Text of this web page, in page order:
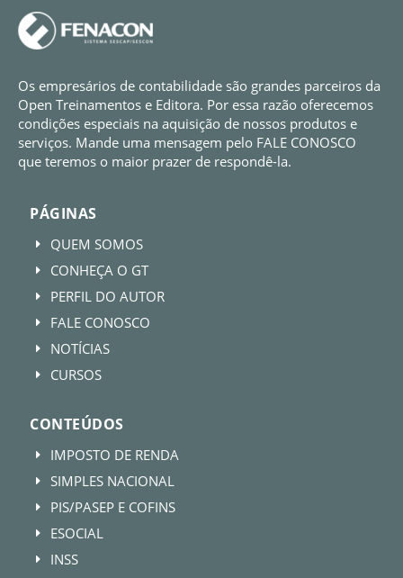
Os empresários de contabilidade são grandes parceiros da
Open Treinamentos e Editora. Por essa razão oferecemos
condições especiais na aquisição de nossos produtos e
serviços. Mande uma mensagem pelo FALE CONOSCO
que teremos o maior prazer de respondê-la.
PÁGINAS
E QUEM SOMOS
E CONHEÇA O GT
E PERFIL DO AUTOR
E FALE CONOSCO
E NOTÍCIAS
E CURSOS
CONTEÚDOS
E IMPOSTO DE RENDA
E SIMPLES NACIONAL
E PIS/PASEP E COFINS
E ESOCIAL
E
INSS